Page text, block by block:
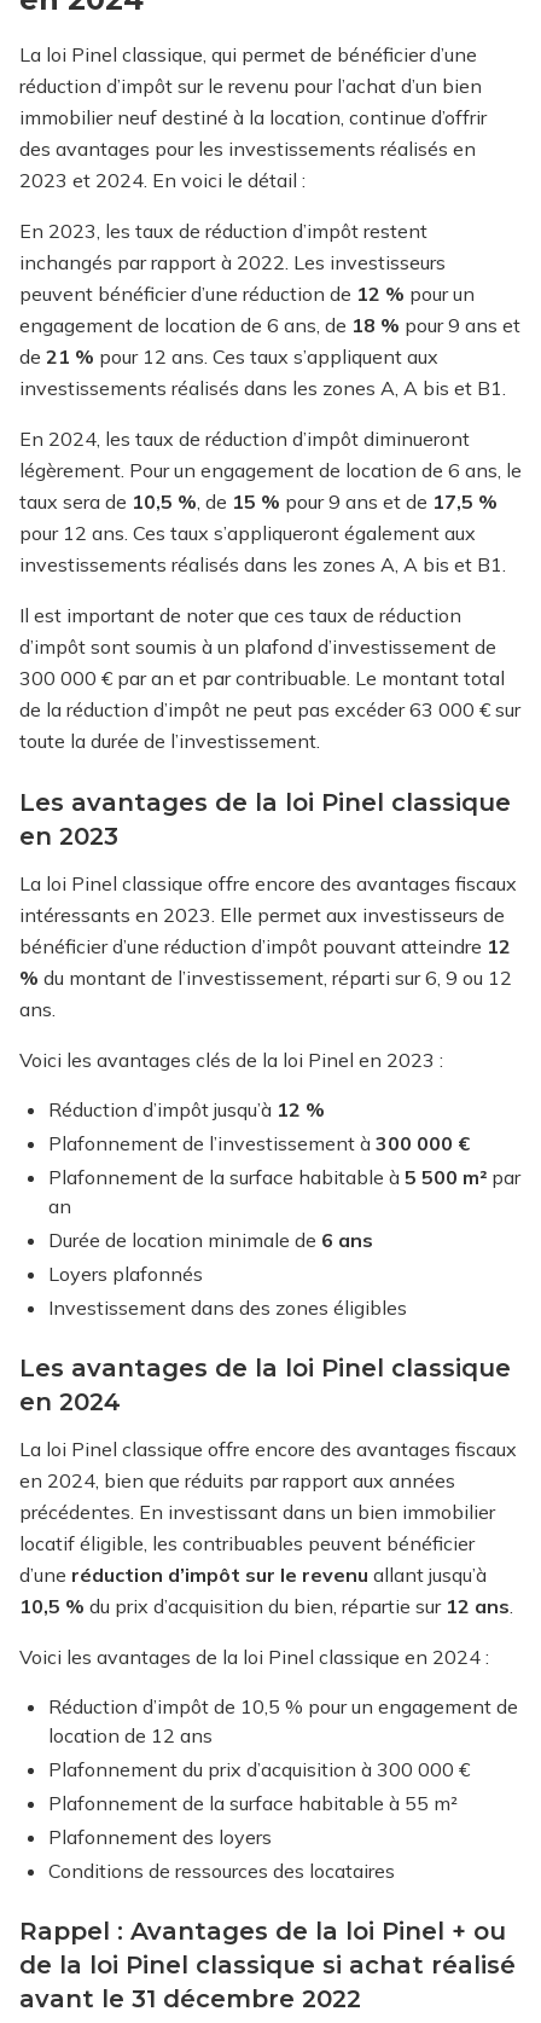
La loi Pinel classique, qui permet de bénéficier d’une
réduction d’impôt sur le revenu pour l’achat d’un bien
immobilier neuf destiné à la location, continue d’offrir
des avantages pour les investissements réalisés en
2023 et 2024. En voici le détail :
En 2023, les taux de réduction d’impôt restent
inchangés par rapport à 2022. Les investisseurs
peuvent bénéficier d’une réduction de 12 % pour un
engagement de location de 6 ans, de 18 % pour 9 ans et
de 21 % pour 12 ans. Ces taux s’appliquent aux
investissements réalisés dans les zones A, A bis et B1.
En 2024, les taux de réduction d’impôt diminueront
légèrement. Pour un engagement de location de 6 ans, le
taux sera de 10,5 %, de 15 % pour 9 ans et de 17,5 %
pour 12 ans. Ces taux s’appliqueront également aux
investissements réalisés dans les zones A, A bis et B1.
Il est important de noter que ces taux de réduction
d’impôt sont soumis à un plafond d’investissement de
300 000 € par an et par contribuable. Le montant total
de la réduction d’impôt ne peut pas excéder 63 000 € sur
toute la durée de l’investissement.
Les avantages de la loi Pinel classique
en 2023
La loi Pinel classique offre encore des avantages fiscaux
intéressants en 2023. Elle permet aux investisseurs de
bénéficier d’une réduction d’impôt pouvant atteindre 12
% du montant de l’investissement, réparti sur 6, 9 ou 12
ans.
Voici les avantages clés de la loi Pinel en 2023 :
Réduction d’impôt jusqu’à 12 %
Plafonnement de l’investissement à 300 000 €
Plafonnement de la surface habitable à 5 500 m² par
an
Durée de location minimale de 6 ans
Loyers plafonnés
Investissement dans des zones éligibles
Les avantages de la loi Pinel classique
en 2024
La loi Pinel classique offre encore des avantages fiscaux
en 2024, bien que réduits par rapport aux années
précédentes. En investissant dans un bien immobilier
locatif éligible, les contribuables peuvent bénéficier
d’une réduction d’impôt sur le revenu allant jusqu’à
10,5 % du prix d’acquisition du bien, répartie sur 12 ans.
Voici les avantages de la loi Pinel classique en 2024 :
Réduction d’impôt de 10,5 % pour un engagement de
location de 12 ans
Plafonnement du prix d’acquisition à 300 000 €
Plafonnement de la surface habitable à 55 m²
Plafonnement des loyers
Conditions de ressources des locataires
Rappel : Avantages de la loi Pinel + ou
de la loi Pinel classique si achat réalisé
avant le 31 décembre 2022